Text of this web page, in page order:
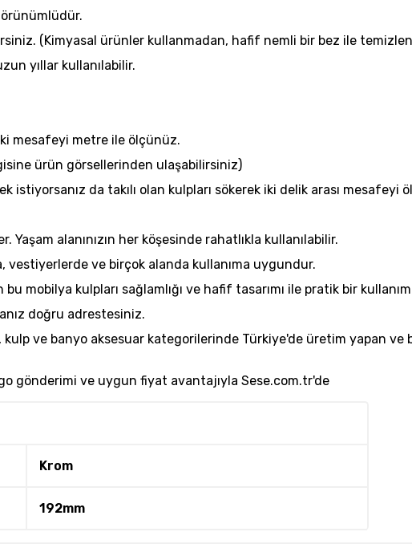
(Kimyasal ürünler kullanmadan, hafif nemli bir bez ile
yıllar kullanılabilir.
mesafeyi metre ile ölçünüz.
ürün görsellerinden ulaşabilirsiniz)
istiyorsanız da takılı olan kulpları sökerek iki delik arası
alanınızın her köşesinde rahatlıkla kullanılabilir.
ve birçok alanda kullanıma uygundur.
mobilya kulpları sağlamlığı ve hafif tasarımı ile pratik bir
doğru adrestesiniz.
kulp ve banyo aksesuar kategorilerinde Türkiye'de üretim yapan
gönderimi ve uygun fiyat avantajıyla Sese.com.tr'de
Krom
192mm